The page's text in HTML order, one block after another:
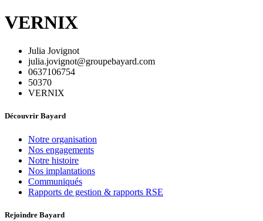
VERNIX
Julia Jovignot
julia.jovignot@groupebayard.com
0637106754
50370
VERNIX
Découvrir Bayard
Notre organisation
Nos engagements
Notre histoire
Nos implantations
Communiqués
Rapports de gestion & rapports RSE
Rejoindre Bayard